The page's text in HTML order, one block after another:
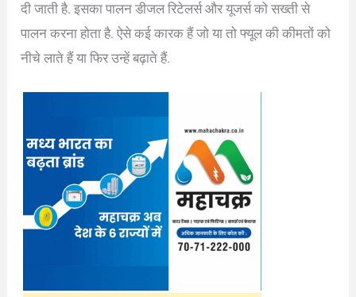
दी जाती है. इसका पालन डीजल रिटेलर्स और यूजर्स को सख्ती से
पालन करना होता है. ऐसे कई कारक हैं जो या तो फ्यूल की कीमतों को
नीचे लाते हैं या फिर उन्हें बढ़ाते हैं.